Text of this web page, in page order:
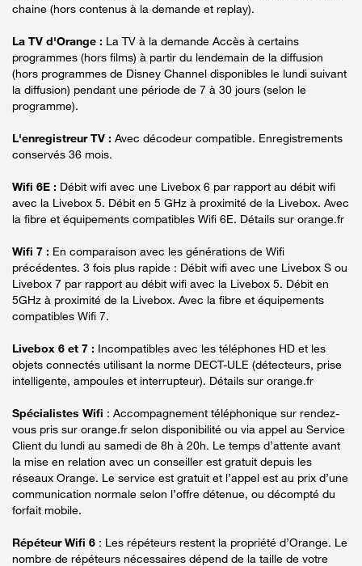
chaine (hors contenus à la demande et replay).
La TV d'Orange : La TV à la demande Accès à certains
programmes (hors films) à partir du lendemain de la diffusion
(hors programmes de Disney Channel disponibles le lundi suivant
la diffusion) pendant une période de 7 à 30 jours (selon le
programme).
L'enregistreur TV : Avec décodeur compatible. Enregistrements
conservés 36 mois.
Wifi 6E : Débit wifi avec une Livebox 6 par rapport au débit wifi
avec la Livebox 5. Débit en 5 GHz à proximité de la Livebox. Avec
la fibre et équipements compatibles Wifi 6E. Détails sur orange.fr
Wifi 7 : En comparaison avec les générations de Wifi
précédentes. 3 fois plus rapide : Débit wifi avec une Livebox S ou
Livebox 7 par rapport au débit wifi avec la Livebox 5. Débit en
5GHz à proximité de la Livebox. Avec la fibre et équipements
compatibles Wifi 7.
Livebox 6 et 7 : Incompatibles avec les téléphones HD et les
objets connectés utilisant la norme DECT-ULE (détecteurs, prise
intelligente, ampoules et interrupteur). Détails sur orange.fr
Spécialistes Wifi : Accompagnement téléphonique sur rendez-
vous pris sur orange.fr selon disponibilité ou via appel au Service
Client du lundi au samedi de 8h à 20h. Le temps d’attente avant
la mise en relation avec un conseiller est gratuit depuis les
réseaux Orange. Le service est gratuit et l’appel est au prix d’une
communication normale selon l’offre détenue, ou décompté du
forfait mobile.
Répéteur Wifi 6 : Les répéteurs restent la propriété d’Orange. Le
nombre de répéteurs nécessaires dépend de la taille de votre